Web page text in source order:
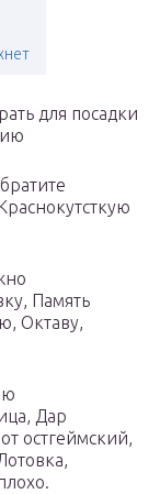
для посадки
Память
Октаву,
Дар
остгеймский,